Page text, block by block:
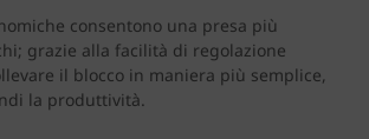
consentono una presa più
grazie alla facilità di regolazione
il blocco in maniera più semplice,
la produttività.